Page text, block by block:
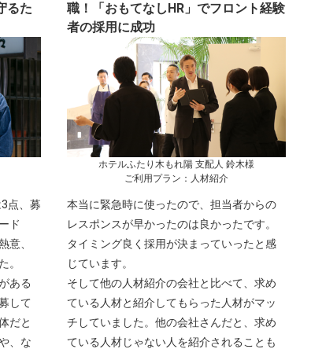
るた
点、募
ド
意、
。
ある
して
だと
、な
職！「おもてなしHR」でフロント経験
者の採用に成功
ホテルふたり木もれ陽 支配人 鈴木様
ご利用プラン：人材紹介
本当に緊急時に使ったので、担当者からの
レスポンスが早かったのは良かったです。
タイミング良く採用が決まっていったと感
じています。
そして他の人材紹介の会社と比べて、求め
ている人材と紹介してもらった人材がマッ
チしていました。他の会社さんだと、求め
ている人材じゃない人を紹介されることも